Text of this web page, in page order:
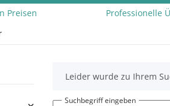
Preisen Professionelle
x
Leider wurde zu Ihrem
Suchbegriff eingeben